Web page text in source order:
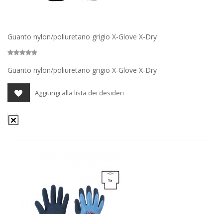
Guanto nylon/poliuretano grigio X-Glove X-Dry
Guanto nylon/poliuretano grigio X-Glove X-Dry
Aggiungi alla lista dei desideri